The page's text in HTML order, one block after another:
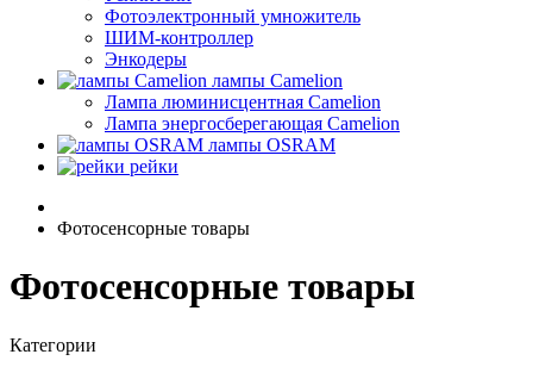
Фотоэлектронный умножитель
ШИМ-контроллер
Энкодеры
лампы Camelion
Лампа люминисцентная Сamelion
Лампа энергосберегающая Сamelion
лампы OSRAM
рейки
Фотосенсорные товары
Фотосенсорные товары
Категории